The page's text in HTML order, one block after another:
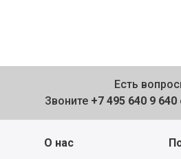
Есть
Звоните +7 495 640 9 640
О нас